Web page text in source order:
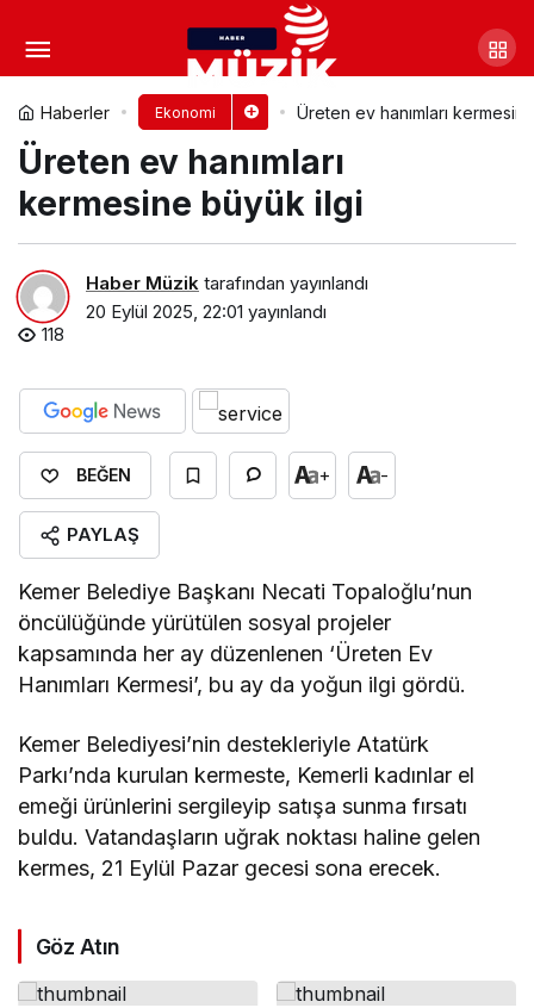
Haberler Ekonomi Üreten ev hanımları
Üreten ev hanımları
kermesine büyük ilgi
Haber Müzik tarafından yayınlandı
20 Eylül 2025, 22:01 yayınlandı
118
BEĞEN + -
PAYLAŞ
Kemer Belediye Başkanı Necati Topaloğlu’nun
öncülüğünde yürütülen sosyal projeler
kapsamında her ay düzenlenen ‘Üreten Ev
Hanımları Kermesi’, bu ay da yoğun ilgi gördü.
Kemer Belediyesi’nin destekleriyle Atatürk
Parkı’nda kurulan kermeste, Kemerli kadınlar el
emeği ürünlerini sergileyip satışa sunma fırsatı
buldu. Vatandaşların uğrak noktası haline gelen
kermes, 21 Eylül Pazar gecesi sona erecek.
Göz Atın
Küçükçekmece Belediyesi
İstihdam Fuarı’nın İkincisini Düzenledi
Yorum Yap